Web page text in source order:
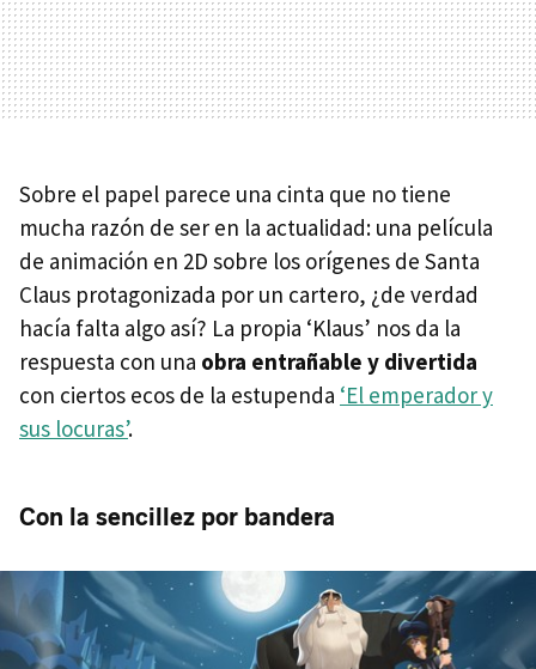
Sobre el papel parece una cinta que no tiene
mucha razón de ser en la actualidad: una película
de animación en 2D sobre los orígenes de Santa
Claus protagonizada por un cartero, ¿de verdad
hacía falta algo así? La propia ‘Klaus’ nos da la
respuesta con una obra entrañable y divertida
con ciertos ecos de la estupenda ‘El emperador y
sus locuras’.
Con la sencillez por bandera